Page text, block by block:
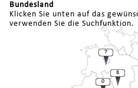
Bundesland
Klicken Sie unten auf das
verwenden Sie die Suchfunktion.
8
7
0